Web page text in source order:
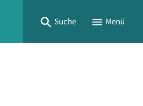
Suche Menü